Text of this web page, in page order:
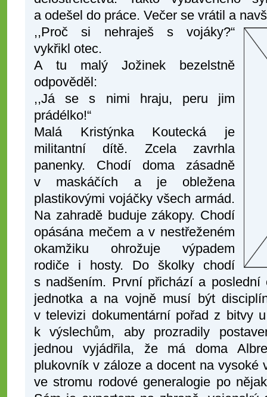
a odešel do práce. Večer se vrátil a
,,Proč si nehraješ s vojáky?“
vykřikl otec.
A tu malý Jožinek bezelstně
odpověděl:
,,Já se s nimi hraju, peru jim
prádélko!“
Malá Kristýnka Koutecká je
militantní dítě. Zcela zavrhla
panenky. Chodí doma zásadně
v maskáčích a je obležena
plastikovými vojáčky všech armád.
Na zahradě buduje zákopy. Chodí
opásána mečem a v nestřeženém
okamžiku ohrožuje výpadem
rodiče i hosty. Do školky chodí
s nadšením. První přichází a poslední
jednotka a na vojně musí být
v televizi dokumentární pořad z bitvy
k výslechům, aby prozradily
jednou vyjádřila, že má doma
plukovník v záloze a docent na vysoké
ve stromu rodové generalogie po